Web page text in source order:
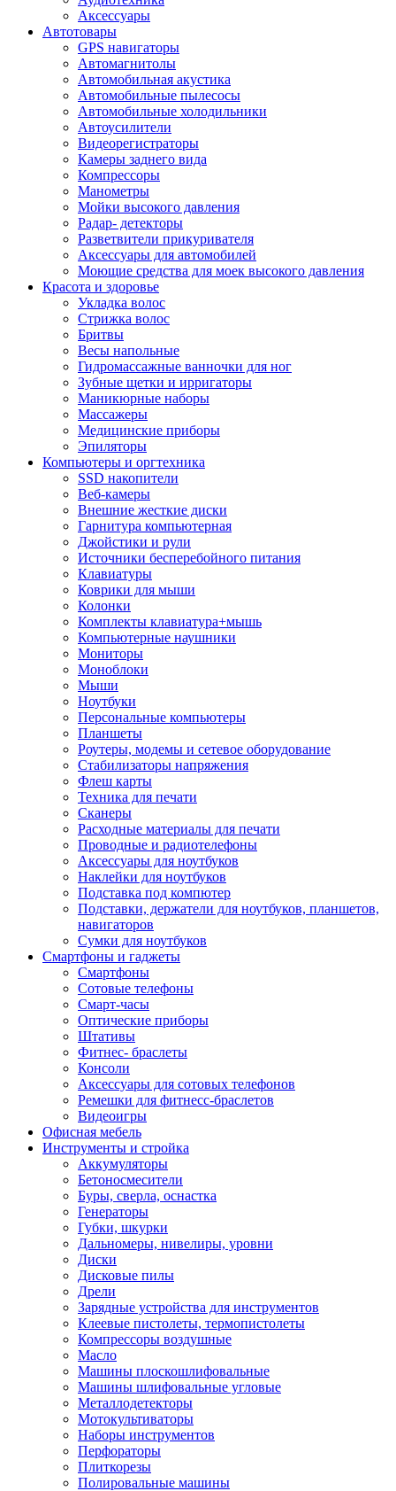
Аксессуары
Автотовары
GPS навигаторы
Автомагнитолы
Автомобильная акустика
Автомобильные пылесосы
Автомобильные холодильники
Автоусилители
Видеорегистраторы
Камеры заднего вида
Компрессоры
Манометры
Мойки высокого давления
Радар- детекторы
Разветвители прикуривателя
Аксессуары для автомобилей
Моющие средства для моек высокого давления
Красота и здоровье
Укладка волос
Стрижка волос
Бритвы
Весы напольные
Гидромассажные ванночки для ног
Зубные щетки и ирригаторы
Маникюрные наборы
Массажеры
Медицинские приборы
Эпиляторы
Компьютеры и оргтехника
SSD накопители
Веб-камеры
Внешние жесткие диски
Гарнитура компьютерная
Джойстики и рули
Источники бесперебойного питания
Клавиатуры
Коврики для мыши
Колонки
Комплекты клавиатура+мышь
Компьютерные наушники
Мониторы
Моноблоки
Мыши
Ноутбуки
Персональные компьютеры
Планшеты
Роутеры, модемы и сетевое оборудование
Стабилизаторы напряжения
Флеш карты
Техника для печати
Сканеры
Расходные материалы для печати
Проводные и радиотелефоны
Аксессуары для ноутбуков
Наклейки для ноутбуков
Подставка под компютер
Подставки, держатели для ноутбуков, планшетов,
навигаторов
Сумки для ноутбуков
Смартфоны и гаджеты
Смартфоны
Сотовые телефоны
Смарт-часы
Оптические приборы
Штативы
Фитнес- браслеты
Консоли
Аксессуары для сотовых телефонов
Ремешки для фитнесс-браслетов
Видеоигры
Офисная мебель
Инструменты и стройка
Аккумуляторы
Бетоносмесители
Буры, сверла, оснастка
Генераторы
Губки, шкурки
Дальномеры, нивелиры, уровни
Диски
Дисковые пилы
Дрели
Зарядные устройства для инструментов
Клеевые пистолеты, термопистолеты
Компрессоры воздушные
Масло
Машины плоскошлифовальные
Машины шлифовальные угловые
Металлодетекторы
Мотокультиваторы
Наборы инструментов
Перфораторы
Плиткорезы
Полировальные машины